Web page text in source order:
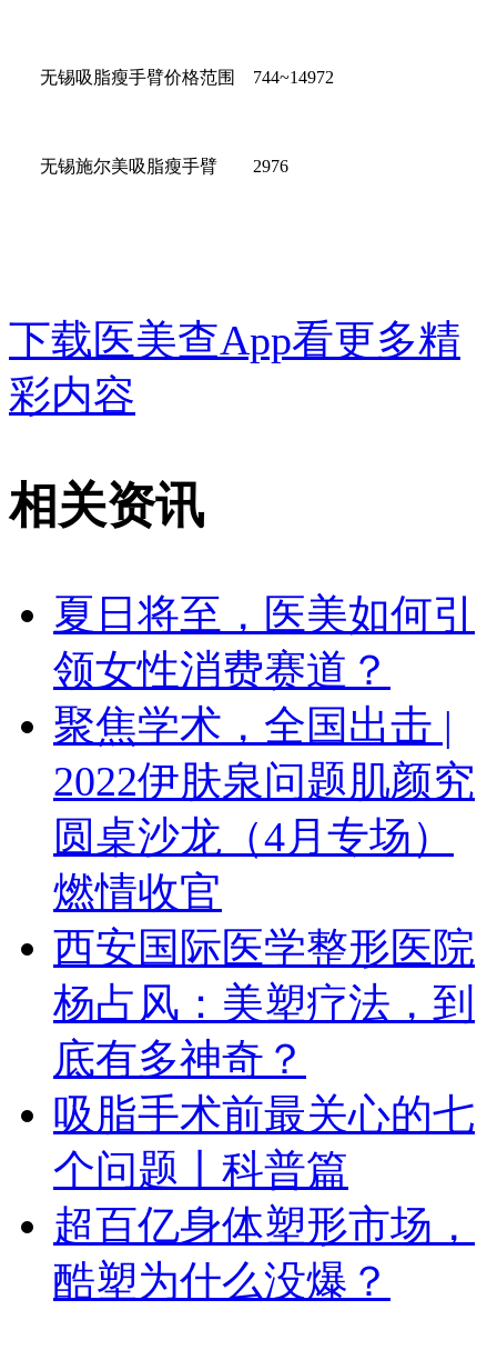
无锡吸脂瘦手臂价格范围 744~14972
无锡施尔美吸脂瘦手臂 2976
下载医美查App看更多精
彩内容
相关资讯
夏日将至，医美如何引
领女性消费赛道？
聚焦学术，全国出击 |
2022伊肤泉问题肌颜究
圆桌沙龙（4月专场）
燃情收官
西安国际医学整形医院
杨占风：美塑疗法，到
底有多神奇？
吸脂手术前最关心的七
个问题丨科普篇
超百亿身体塑形市场，
酷塑为什么没爆？